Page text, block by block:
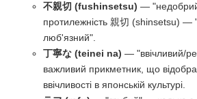
不親切 (fushinsetsu) —
протилежність 親切 (shinsetsu) —
люб'язний".
丁寧な (teinei na) — "ввічливий/
важливий прикметник, що
ввічливості в японській культурі.